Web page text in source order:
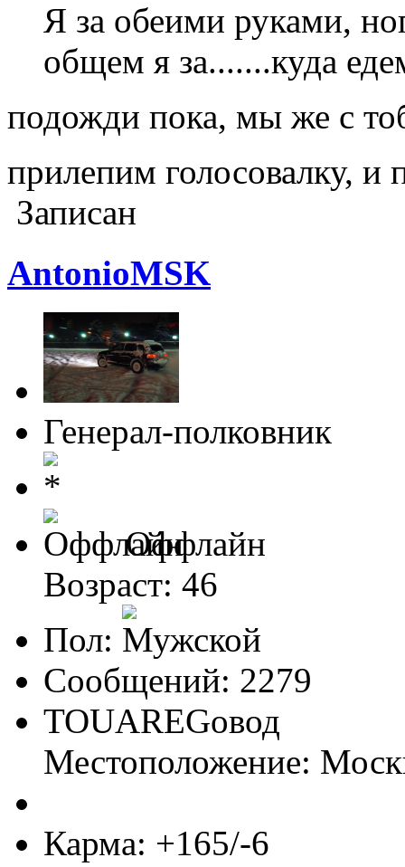
Я за обеими руками,
общем я за.......куда
подожди пока, мы же с
прилепим голосовалку,
Записан
AntonioMSK
Генерал-полковник
Оффлайн
Возраст: 46
Пол:
Сообщений: 2279
TOUАREGовод
Местоположение:
Карма: +165/-6